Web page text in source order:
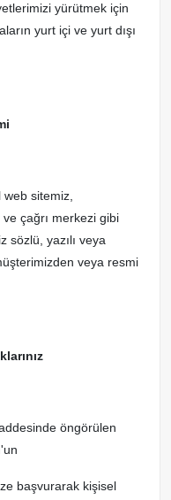
yürütmek için
yurt içi ve yurt dışı
sitemiz,
çağrı merkezi gibi
sözlü, yazılı veya
veya resmi
öngörülen
başvurarak kişisel